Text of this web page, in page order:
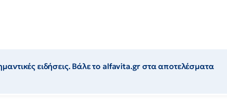
ειδήσεις. Βάλε το alfavita.gr στα αποτελέσματα